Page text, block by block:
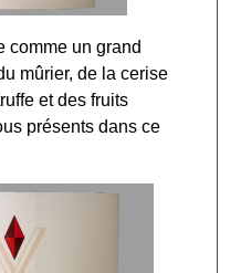
comme un grand
mûrier, de la cerise
et des fruits
présents dans ce